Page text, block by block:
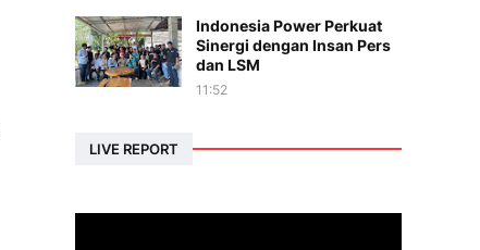
Indonesia Power Perkuat
Sinergi dengan Insan Pers
dan LSM
11:52
LIVE REPORT